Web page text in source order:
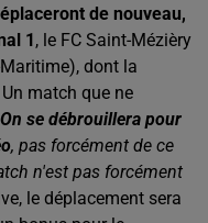
de nouveau,
1 , le FC Saint-Mézièry
dont la
match que ne
On se débrouillera pour
, pas forcément de ce
n'est pas forcément
le déplacement sera